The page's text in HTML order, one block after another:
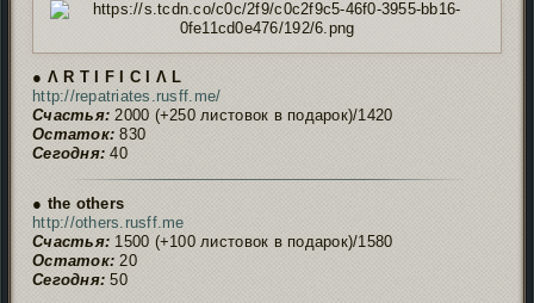
● Ʌ R T I F I C I Ʌ L
http://repatriates.rusff.me/
Счастья: 2000 (+250 листовок в подарок)/1420
Остаток: 830
Сегодня: 40
● the others
http://others.rusff.me
Счастья: 1500 (+100 листовок в подарок)/1580
Остаток: 20
Сегодня: 50